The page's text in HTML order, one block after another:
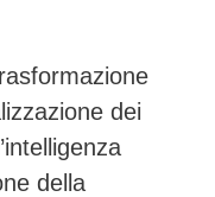
dei
della